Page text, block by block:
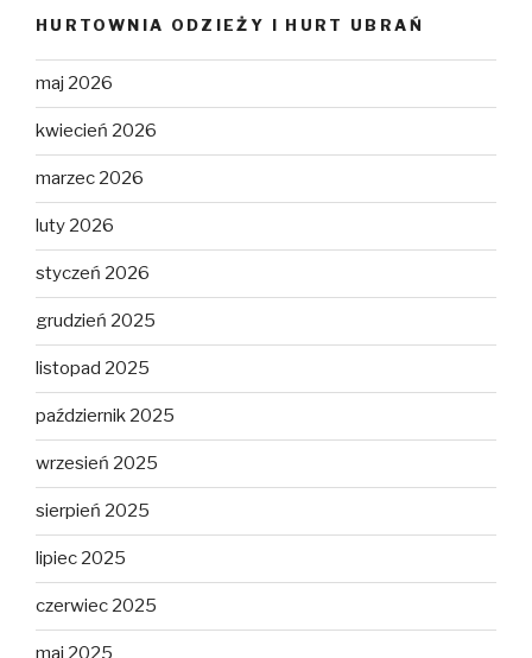
HURTOWNIA ODZIEŻY I HURT UBRAŃ
maj 2026
kwiecień 2026
marzec 2026
luty 2026
styczeń 2026
grudzień 2025
listopad 2025
październik 2025
wrzesień 2025
sierpień 2025
lipiec 2025
czerwiec 2025
maj 2025